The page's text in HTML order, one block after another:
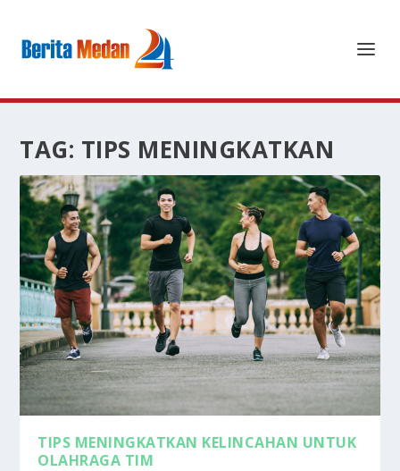
TAG: TIPS MENINGKATKAN
TIPS MENINGKATKAN KELINCAHAN UNTUK
OLAHRAGA TIM